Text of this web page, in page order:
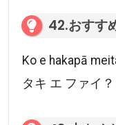
42.おすす
Ko e hakapā
タキ エ ファイ？